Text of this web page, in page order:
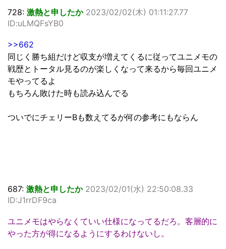
728: 激熱と申したか 2023/02/02(木) 01:11:27.77
ID:uLMQFsYB0
>>662
同じく勝ち組だけど収支が増えてくるに従ってユニメモの
戦歴とトータル見るのが楽しくなって来るから毎回ユニメ
モやってるよ
もちろん敗けた時も読み込んでる
ついでにチェリーBも数えてるが何の参考にもならん
687: 激熱と申したか 2023/02/01(水) 22:50:08.33
ID:J1rrDF9ca
ユニメモはやらなくていい仕様になってるだろ。客層的に
やった方が得になるようにするわけないし。